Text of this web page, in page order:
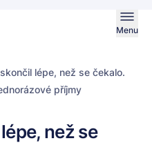
Menu
lépe, než se čekalo.
příjmy
než se